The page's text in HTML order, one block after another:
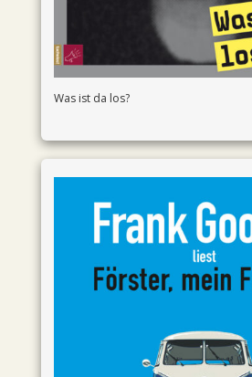
Was ist da los?